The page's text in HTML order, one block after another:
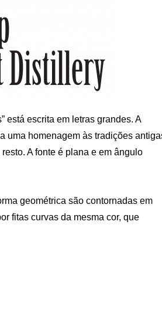
está escrita em letras grandes. A
uma homenagem às tradições
A fonte é plana e em ângulo
geométrica são contornadas em
fitas curvas da mesma cor, que